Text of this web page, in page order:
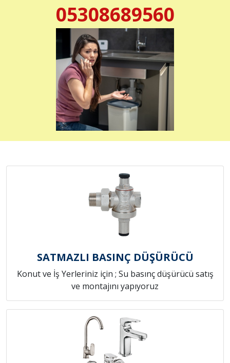
05308689560
SATMAZLI BASINÇ DÜŞÜRÜCÜ
Konut ve İş Yerleriniz için ; Su basınç düşürücü satış
ve montajını yapıyoruz